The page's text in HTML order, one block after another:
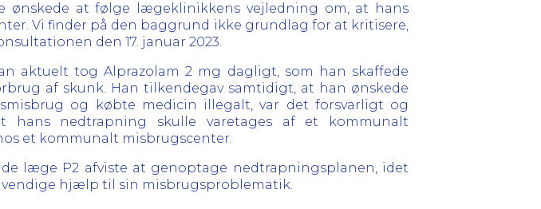
at følge lægeklinikkens vejledning om, at hans
Vi finder på den baggrund ikke grundlag for at kritisere,
den 17. januar 2023.
aktuelt tog Alprazolam 2 mg dagligt, som han skaffede
af skunk. Han tilkendegav samtidigt, at han ønskede
og købte medicin illegalt, var det forsvarligt og
nedtrapning skulle varetages af et kommunalt
et kommunalt misbrugscenter.
læge P2 afviste at genoptage nedtrapningsplanen, idet
hjælp til sin misbrugsproblematik.